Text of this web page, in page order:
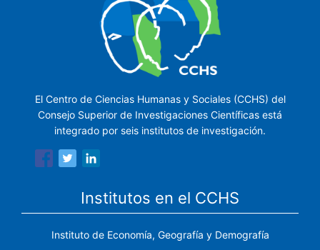
El Centro de Ciencias Humanas y Sociales (CCHS) del
Consejo Superior de Investigaciones Científicas está
integrado por seis institutos de investigación.
Institutos en el CCHS
Instituto de Economía, Geografía y Demografía